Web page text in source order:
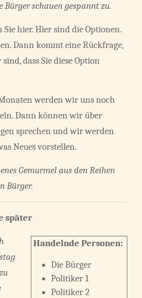
Bürger schauen gespannt zu.
Sie hier. Hier sind die Optionen.
Dann kommt eine Rückfrage,
dass Sie diese Option
werden wir uns noch
Dann können wir über
sprechen und wir werden
Neues vorstellen.
Gemurmel aus den Reihen
Bürger.
später
Handelnde Personen:
Die Bürger
Politiker 1
Politiker 2